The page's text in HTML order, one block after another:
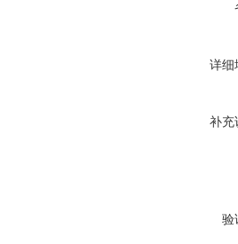
详细
补充
验